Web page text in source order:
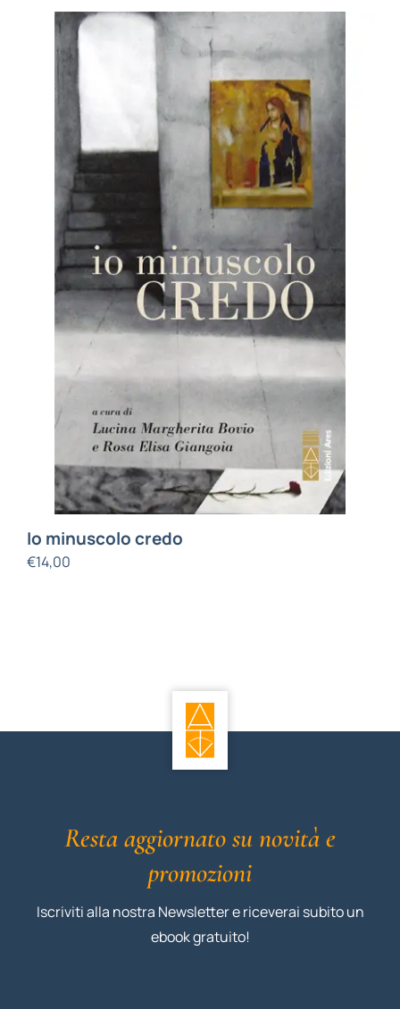
BIOGRAFIE
ATTUALITÀ
Io minuscolo credo
€14,00
Resta aggiornato su novità e
promozioni
Iscriviti alla nostra Newsletter e riceverai subito un
ebook gratuito!